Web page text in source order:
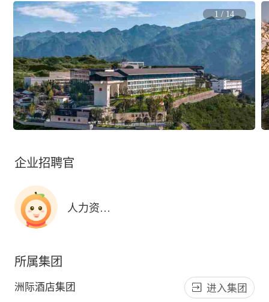
1 / 14
企业招聘官
人力资源部
所属集团
洲际酒店集团 进入集团